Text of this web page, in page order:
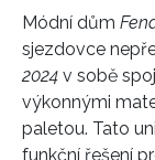
REDAKCE
Módní dům
sjezdovce
2024 v sobě
výkonnými
paletou. Tato
funkční řešení